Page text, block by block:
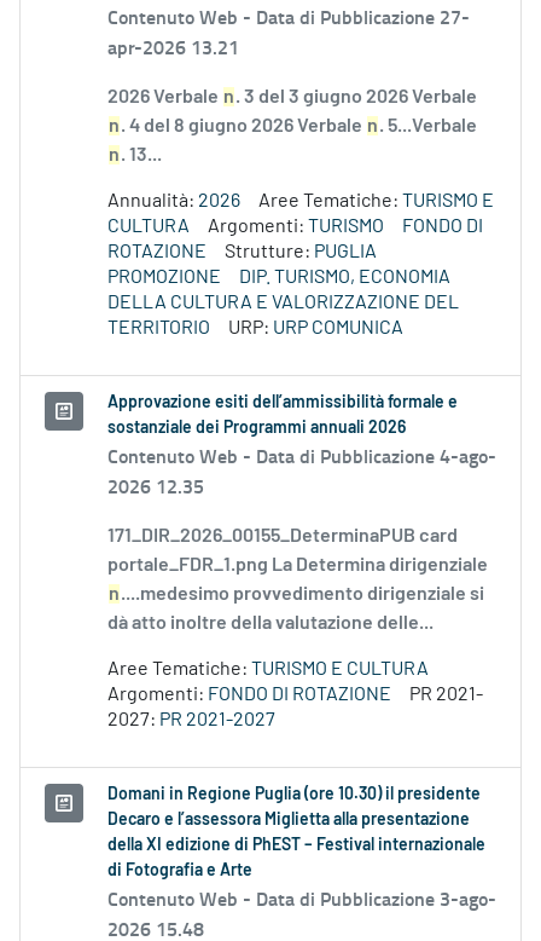
Contenuto Web - Data di Pubblicazione 27-
apr-2026 13.21
2026 Verbale n. 3 del 3 giugno 2026 Verbale
n. 4 del 8 giugno 2026 Verbale n. 5...Verbale
n. 13...
Annualità: 2026 Aree Tematiche: TURISMO E
CULTURA
Argomenti: TURISMO
FONDO DI
ROTAZIONE
Strutture: PUGLIA
PROMOZIONE
DIP. TURISMO, ECONOMIA
DELLA CULTURA E VALORIZZAZIONE DEL
TERRITORIO
URP: URP COMUNICA
Approvazione esiti dell’ammissibilità formale e
sostanziale dei Programmi annuali 2026
Contenuto Web - Data di Pubblicazione 4-ago-
2026 12.35
171_DIR_2026_00155_DeterminaPUB card
portale_FDR_1.png La Determina dirigenziale
n....medesimo provvedimento dirigenziale si
dà atto inoltre della valutazione delle...
Aree Tematiche: TURISMO E CULTURA
Argomenti: FONDO DI ROTAZIONE
PR 2021-
2027: PR 2021-2027
Domani in Regione Puglia (ore 10.30) il presidente
Decaro e l’assessora Miglietta alla presentazione
della XI edizione di PhEST – Festival internazionale
di Fotografia e Arte
Contenuto Web - Data di Pubblicazione 3-ago-
2026 15.48